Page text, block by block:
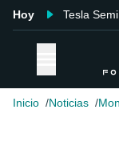
Hoy Tesla Semi
Inicio Noticias